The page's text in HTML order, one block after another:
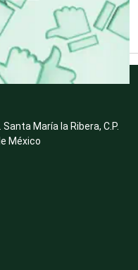
María la Ribera, C.P.
México